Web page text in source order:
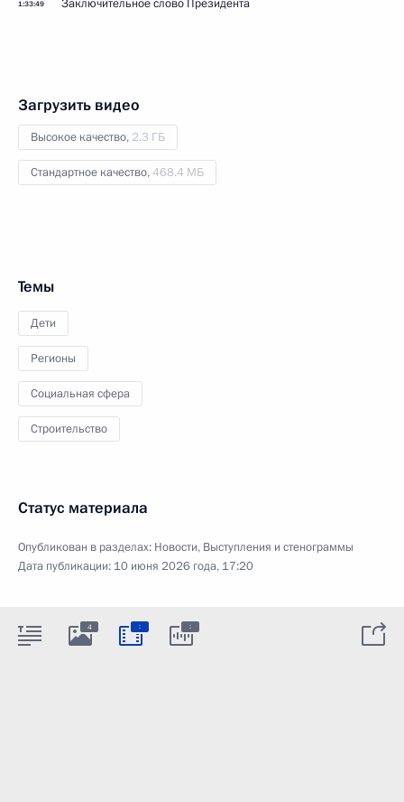
1:33:49
Загрузить видео
Высокое качество, 2.3 ГБ
Стандартное качество,468.4 МБ
Темы
Дети
Регионы
Социальная сфера
Строительство
Статус материала
Опубликован в разделах: Новости, Выступления и стенограммы
Дата публикации: 10 июня 2026 года, 17:20
4 : :